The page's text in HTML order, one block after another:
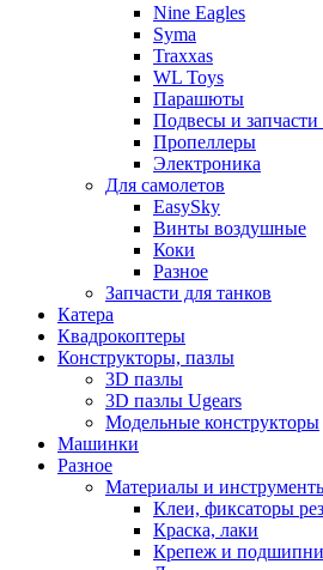
Nine Eagles
Syma
Traxxas
WL Toys
Парашюты
Подвесы и
Пропеллеры
Электроника
Для самолетов
EasySky
Винты воздушные
Коки
Разное
Запчасти для танков
Катера
Квадрокоптеры
Конструкторы, пазлы
3D пазлы
3D пазлы Ugears
Модельные конструкторы
Машинки
Разное
Материалы и
Клеи, фиксаторы
Краска, лаки
Крепеж и